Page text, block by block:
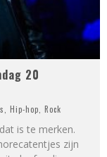
20
Hip-hop Rock
is te merken.
zijn